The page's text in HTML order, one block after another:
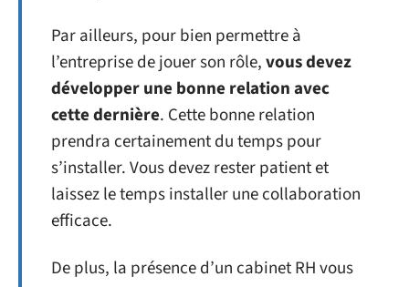
Par ailleurs, pour bien permettre à
l’entreprise de jouer son rôle,vous devez
développer une bonne relation avec
cette dernière. Cette bonne relation
prendra certainement du temps pour
s’installer. Vous devez rester patient et
laissez le temps installer une collaboration
efficace.
De plus, la présence d’un cabinet RH vous